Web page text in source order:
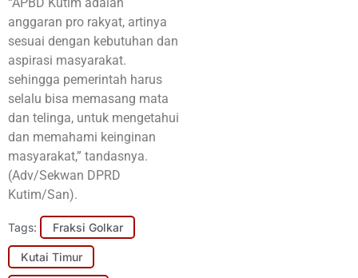
anggaran pro rakyat, artinya
sesuai dengan kebutuhan dan
aspirasi masyarakat.
sehingga pemerintah harus
selalu bisa memasang mata
dan telinga, untuk mengetahui
dan memahami keinginan
masyarakat,” tandasnya.
(Adv/Sekwan DPRD
Kutim/San).
Tags: Fraksi Golkar
Kutai Timur